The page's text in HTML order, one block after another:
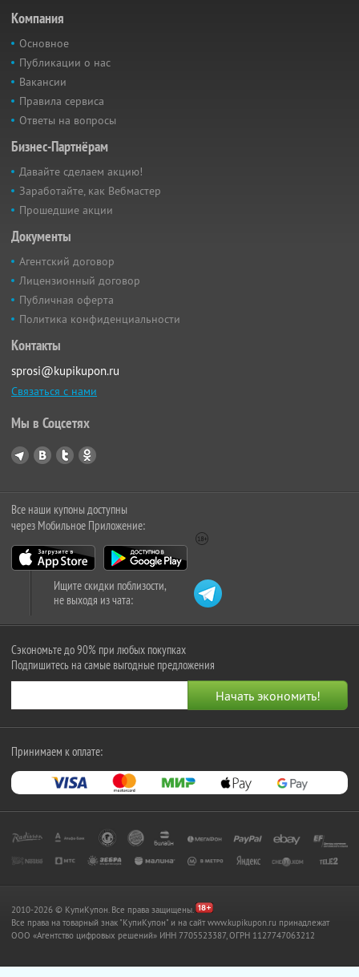
Компания
Основное
Публикации о нас
Вакансии
Правила сервиса
Ответы на вопросы
Бизнес-Партнёрам
Давайте сделаем акцию!
Заработайте, как Вебмастер
Прошедшие акции
Документы
Агентский договор
Лицензионный договор
Публичная оферта
Политика конфиденциальности
Контакты
sprosi@kupikupon.ru
Связаться с нами
Мы в Соцсетях
Все наши купоны доступны
через Мобильное Приложение:
Ищите скидки поблизости,
не выходя из чата:
Сэкономьте до 90% при любых покупках
Подпишитесь на самые выгодные предложения
Принимаем к оплате:
2010-2026 © КупиКупон. Все права защищены.
Все права на товарный знак "КупиКупон" и на сайт www.kupikupon.ru принадлежат
OOO «Агентство цифровых решений» ИНН 7705523387, ОГРН 1127747063212